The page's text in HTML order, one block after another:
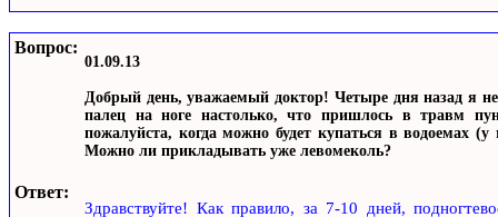
Вопрос:
01.09.13
Добрый день, уважаемый доктор! Четыре дня назад я
палец на ноге настолько, что пришлось в травм
пожалуйста, когда можно будет купаться в водоемах
Можно ли прикладывать уже левомеколь?
Ответ:
Здравствуйте! Как правило, за 7-10 дней,